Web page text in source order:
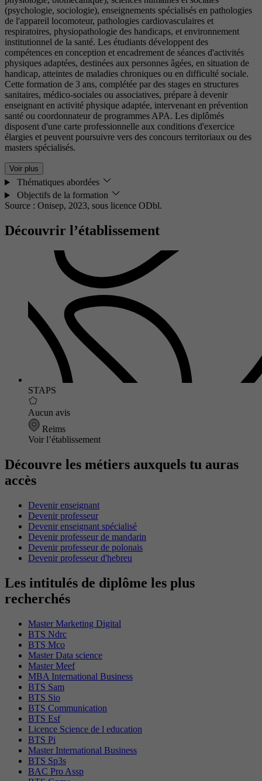
(psychologie, sociologie), enseignements spécialisés en pathologies
de l'appareil locomoteur, pathologies cardiovasculaires et
respiratoires, physiopathologie des handicaps, et environnement
institutionnel de la santé. Les étudiants développent des
compétences en conception et encadrement de séances d'activités
physiques adaptées, destinées aux personnes âgées, en situation de
handicap, atteintes de maladies chroniques ou en difficulté sociale.
Cette formation de 3 ans, complétée par des stages en structures
sanitaires, médico-sociales ou associatives, prépare à devenir
enseignant en activité physique adaptée, intervenant en prévention
santé ou coordonnateur de programmes APA. Les diplômés
disposent d'une carte professionnelle aux conditions d'exercice
élargies et peuvent poursuivre vers des concours territoriaux ou des
masters spécialisés.
Voir plus
Thématiques abordées
Objectifs de la formation
Source : Onisep, 2023, sous licence ODbl.
Découvrir l’établissement
STAPS
Aucun avis
Reims
Voir l’établissement
Découvre les métiers auxquels tu auras
accès
Devenir enseignant
Devenir professeur
Devenir enseignant spécialisé
Devenir professeur de mandarin
Devenir professeur de polonais
Devenir professeur d'hebreu
Les intitulés de diplôme les plus
recherchés
Master Marketing Digital
BTS Ndrc
BTS Mco
Master Data science
Master Meef
MBA International Business
BTS Sam
BTS Sio
BTS Communication
BTS Esf
Licence Science de l education
BTS Pi
Master International Business
BTS Sp3s
BAC Pro Assp